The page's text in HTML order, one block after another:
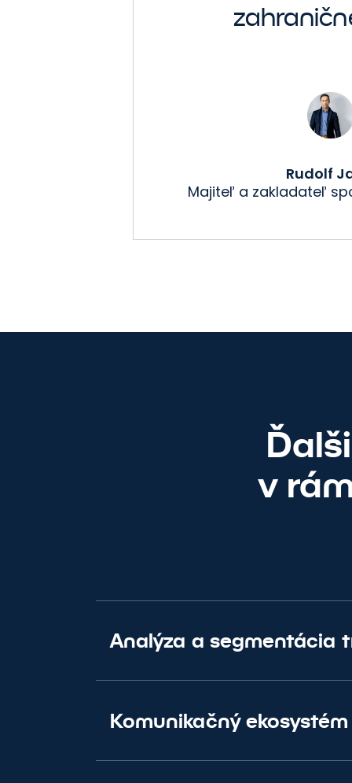
Rudolf
Majiteľ a zakladateľ
v
Analýza a segmentácia
Komunikačný ekosystém